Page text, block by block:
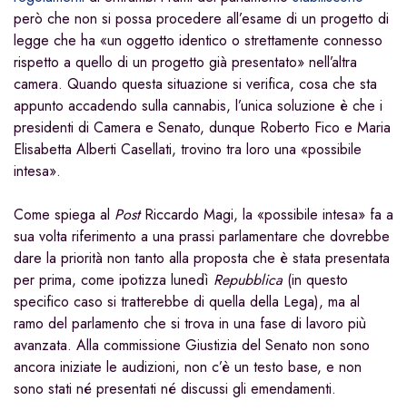
però che non si possa procedere all’esame di un progetto di
legge che ha «un oggetto identico o strettamente connesso
rispetto a quello di un progetto già presentato» nell’altra
camera. Quando questa situazione si verifica, cosa che sta
appunto accadendo sulla cannabis, l’unica soluzione è che i
presidenti di Camera e Senato, dunque Roberto Fico e Maria
Elisabetta Alberti Casellati, trovino tra loro una «possibile
intesa».
Come spiega al PostRiccardo Magi, la «possibile intesa» fa a
sua volta riferimento a una prassi parlamentare che dovrebbe
dare la priorità non tanto alla proposta che è stata presentata
per prima, come ipotizza lunedì Repubblica (in questo
specifico caso si tratterebbe di quella della Lega), ma al
ramo del parlamento che si trova in una fase di lavoro più
avanzata. Alla commissione Giustizia del Senato non sono
ancora iniziate le audizioni, non c’è un testo base, e non
sono stati né presentati né discussi gli emendamenti.